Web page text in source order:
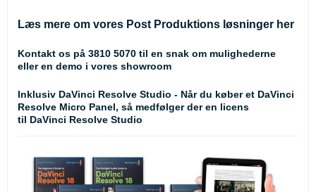
Læs mere om vores Post Produktions løsninger her
Kontakt os på 3810 5070 til en snak om mulighederne
eller en demo i vores showroom
Inklusiv DaVinci Resolve Studio - Når du køber et DaVinci
Resolve Micro Panel, så medfølger der en licens
til DaVinci Resolve Studio